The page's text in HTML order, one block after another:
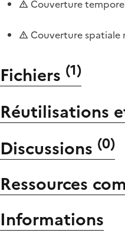
Couverture
Couverture spatiale
Fichiers (1)
Réutilisations
Discussions (0)
Ressources
Informations